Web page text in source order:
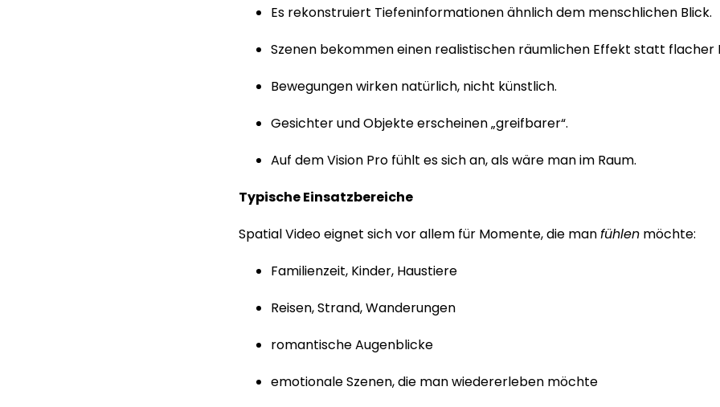
Es rekonstruiert Tiefeninformationen ähnlich dem menschlichen Blick.
Szenen bekommen einen realistischen räumlichen Effekt statt flacher
Bewegungen wirken natürlich, nicht künstlich.
Gesichter und Objekte erscheinen „greifbarer“.
Auf dem Vision Pro fühlt es sich an, als wäre man im Raum.
Typische Einsatzbereiche
Spatial Video eignet sich vor allem für Momente, die manfühlen möchte:
Familienzeit, Kinder, Haustiere
Reisen, Strand, Wanderungen
romantische Augenblicke
emotionale Szenen, die man wiedererleben möchte